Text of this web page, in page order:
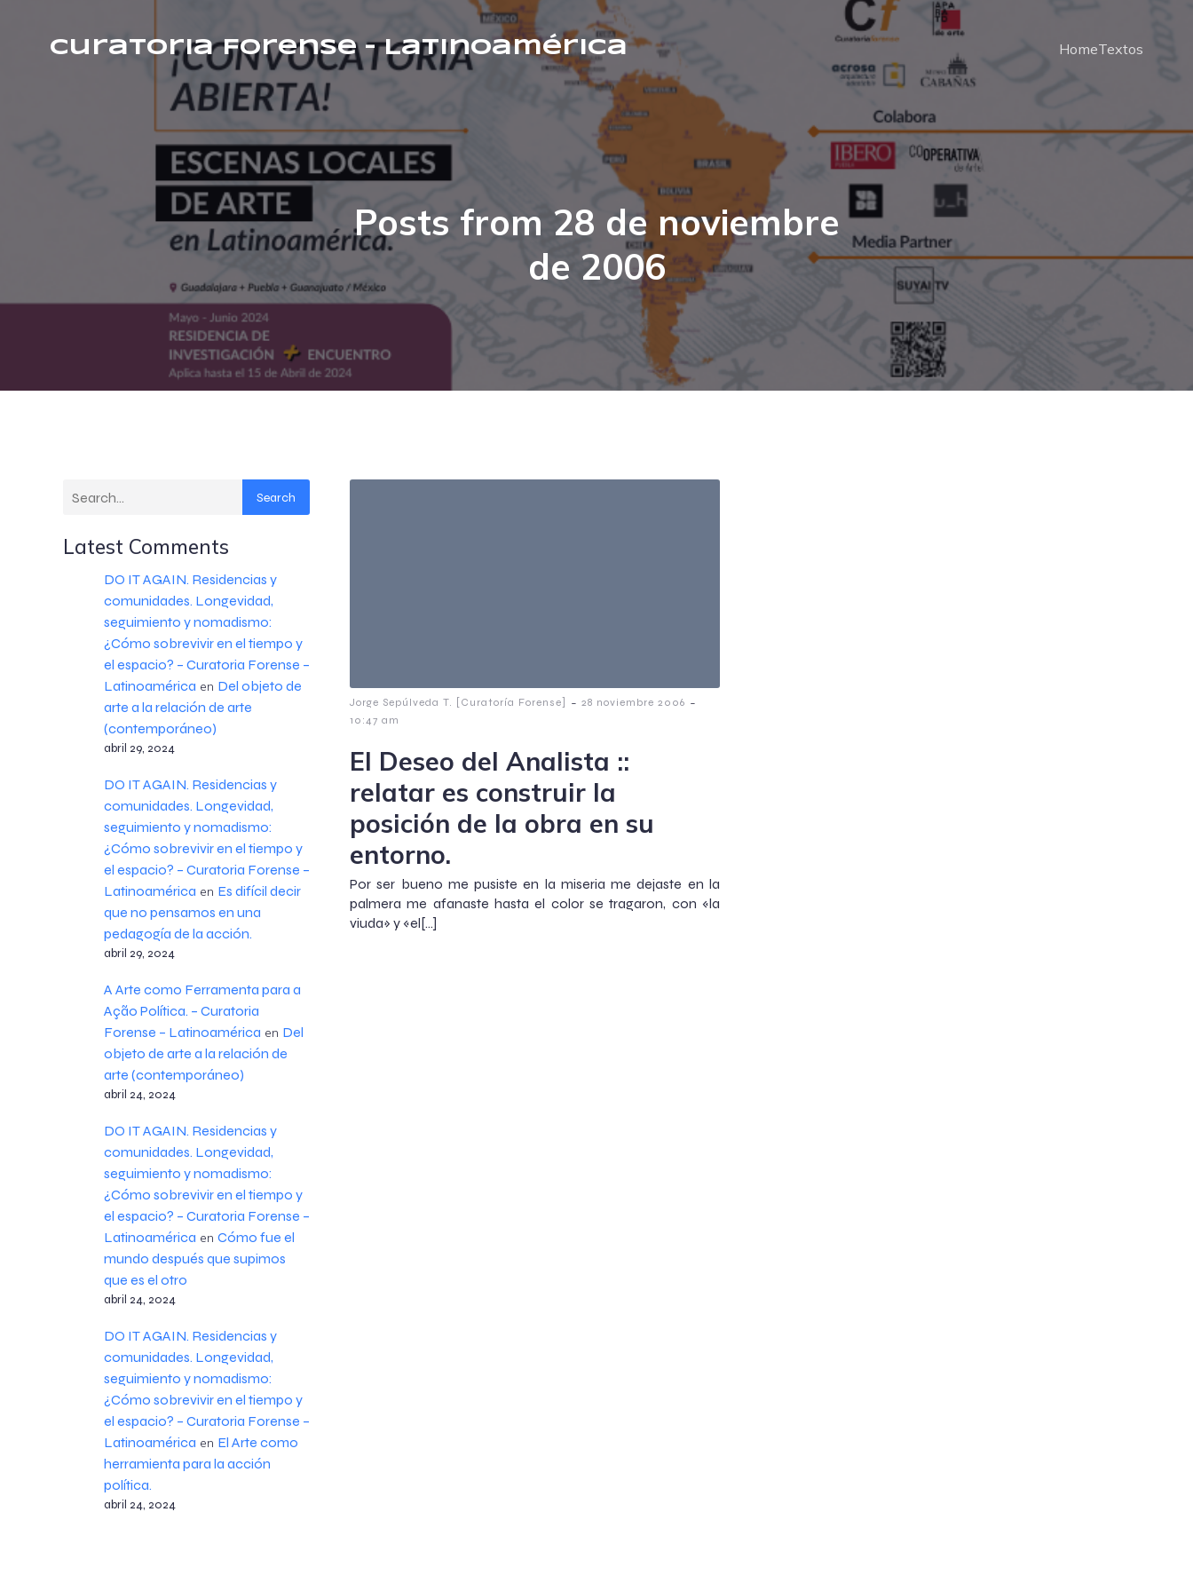
Curatoria Forense – Latinoamérica HomeTextos
Posts from 28 de noviembre
de 2006
Search
Latest Comments
DO IT AGAIN. Residencias y
comunidades. Longevidad,
seguimiento y nomadismo:
¿Cómo sobrevivir en el tiempo y
el espacio? – Curatoria Forense –
Latinoamérica en Del objeto de
arte a la relación de arte
(contemporáneo)
abril 29, 2024
DO IT AGAIN. Residencias y
comunidades. Longevidad,
seguimiento y nomadismo:
¿Cómo sobrevivir en el tiempo y
el espacio? – Curatoria Forense –
Latinoamérica en Es difícil decir
que no pensamos en una
pedagogía de la acción.
abril 29, 2024
A Arte como Ferramenta para a
Ação Política. – Curatoria
Forense – Latinoamérica en Del
objeto de arte a la relación de
arte (contemporáneo)
abril 24, 2024
DO IT AGAIN. Residencias y
comunidades. Longevidad,
seguimiento y nomadismo:
¿Cómo sobrevivir en el tiempo y
el espacio? – Curatoria Forense –
Latinoamérica en Cómo fue el
mundo después que supimos
que es el otro
abril 24, 2024
DO IT AGAIN. Residencias y
comunidades. Longevidad,
seguimiento y nomadismo:
¿Cómo sobrevivir en el tiempo y
el espacio? – Curatoria Forense –
Latinoamérica en El Arte como
herramienta para la acción
política.
abril 24, 2024
Jorge Sepúlveda T. [Curatoría Forense] - 28 noviembre 2006 -
10:47 am
El Deseo del Analista ::
relatar es construir la
posición de la obra en su
entorno.
Por ser bueno me pusiste en la miseria me dejaste en la
palmera me afanaste hasta el color se tragaron, con «la
viuda» y «el[…]